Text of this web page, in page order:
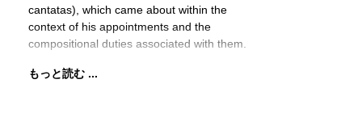
cantatas), which came about within the
context of his appointments and the
compositional duties associated with them.
もっと読む ...